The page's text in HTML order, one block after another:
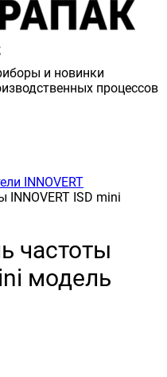
и новинки
процессов
INNOVERT
INNOVERT ISD mini
частоты
модель